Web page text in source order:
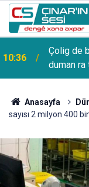
10:36
Çolig de
duman
Anasayfa
sayısı 2 milyon 400